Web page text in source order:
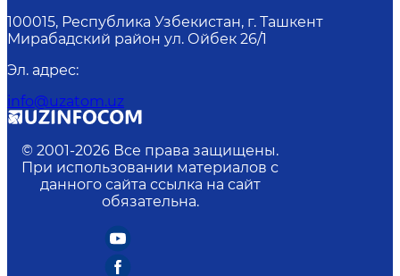
100015, Республика Узбекистан, г. Ташкент
Мирабадский район ул. Ойбек 26/1
Эл. адрес:
info@uzatom.uz
© 2001-2026 Все права защищены.
При использовании материалов с
данного сайта ссылка на сайт
обязательна.